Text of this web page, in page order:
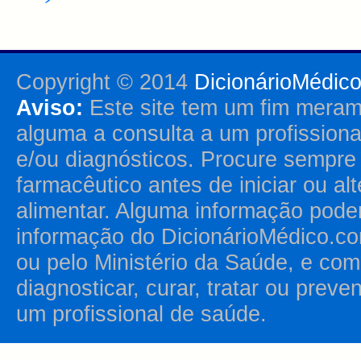
Copyright © 2014
Aviso: Este site tem um fim
alguma a consulta a um
e/ou diagnósticos. Procure
farmacêutico antes de iniciar ou
alimentar. Alguma informação
informação do
ou pelo Ministério da Saúde, e
diagnosticar, curar, tratar ou
um profissional de saúde.